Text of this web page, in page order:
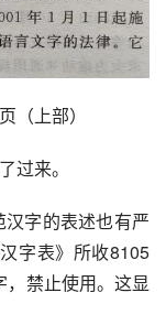
（上部）
过来。
字的表述也有严
字表》所收8105
禁止使用。这显